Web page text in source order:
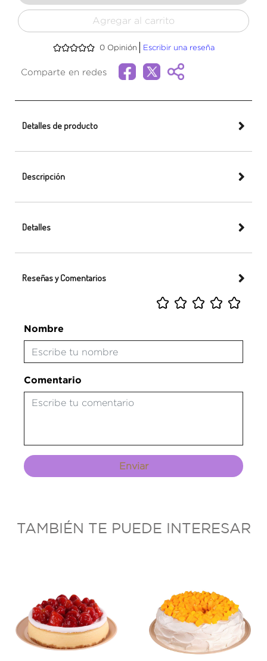
Agregar al carrito
0 Opinión Escribir una reseña
Comparte en redes
Detalles de producto
Descripción
Detalles
Reseñas y Comentarios
Nombre
Comentario
Enviar
TAMBIÉN TE PUEDE INTERESAR